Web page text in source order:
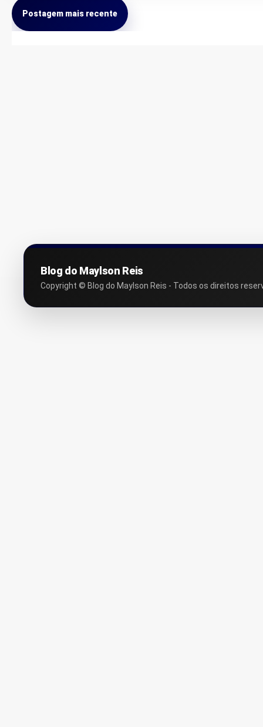
Postagem mais recente
Blog do Maylson Reis
Copyright © Blog do Maylson Reis - Todos os direitos